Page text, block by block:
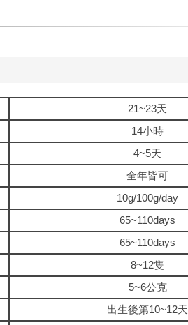
21~23天
14小時
4~5天
全年皆可
10g/100g/day
65~110days
65~110days
8~12隻
5~6公克
出生後第10~12天